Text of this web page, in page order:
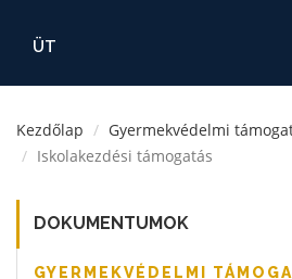
ÜT
Kezdőlap
Gyermekvédelmi
Iskolakezdési támogatás
DOKUMENTUMOK
GYERMEKVÉDELMI